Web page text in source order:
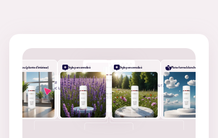
Bureau (plante d'intérieur) Style personnalisé Style personnalisé Plate-forme blanche
+